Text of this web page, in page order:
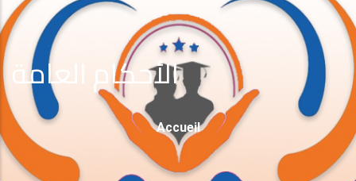
الأحكام العامة
Fil
D'Ariane
Accueil